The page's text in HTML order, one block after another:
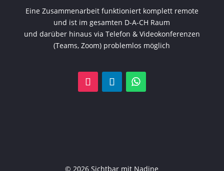
Eine Zusammenarbeit funktioniert komplett remote
und ist im gesamten D-A-CH Raum
und darüber hinaus via Telefon & Videokonferenzen
(Teams, Zoom) problemlos möglich
© 2026 Sichtbar mit Nadine